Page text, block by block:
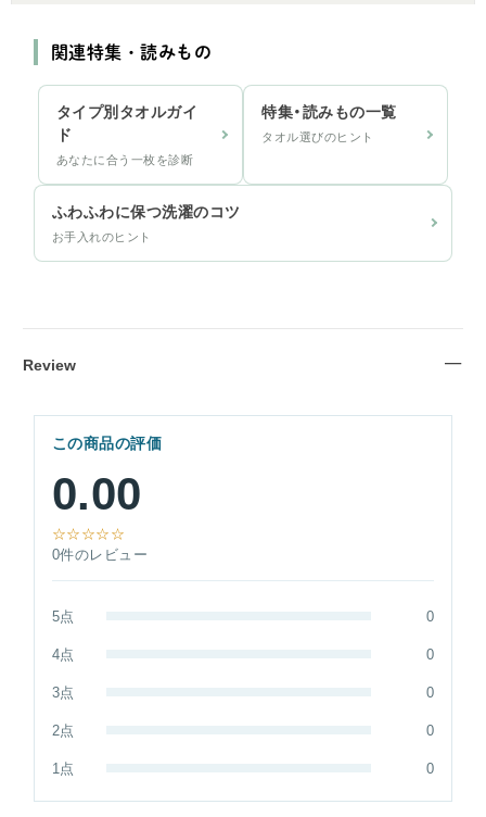
関連特集・読みもの
タイプ別タオルガイ
ド
あなたに合う一枚を診断
特集・読みもの一覧
タオル選びのヒント
ふわふわに保つ洗濯のコツ
お手入れのヒント
Review
この商品の評価
0.00
☆☆☆☆☆
0件のレビュー
5点 0
4点 0
3点 0
2点 0
1点 0